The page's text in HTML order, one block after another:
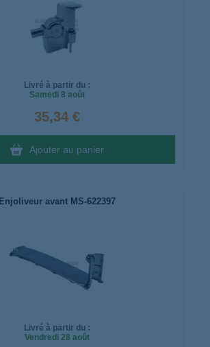
Livré à partir du :
Samedi8 août
35,34 €
Ajouter au panier
Enjoliveur avant MS-622397
Livré à partir du :
Vendredi28 août